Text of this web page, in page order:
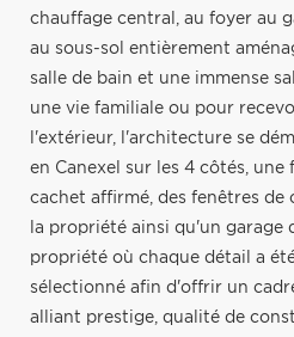
chauffage central, au foyer au
au sous-sol entièrement
salle de bain et une immense
une vie familiale ou pour
l'extérieur, l'architecture se
en Canexel sur les 4 côtés, une
cachet affirmé, des fenêtres de
la propriété ainsi qu'un garage
propriété où chaque détail a
sélectionné afin d'offrir un
alliant prestige, qualité de